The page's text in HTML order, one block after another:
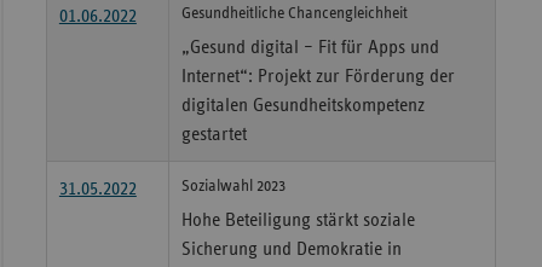
01.06.2022 Gesundheitliche Chancengleichheit
„Gesund digital – Fit für Apps und
Internet“: Projekt zur Förderung der
digitalen Gesundheitskompetenz
gestartet
31.05.2022 Sozialwahl 2023
Hohe Beteiligung stärkt soziale
Sicherung und Demokratie in